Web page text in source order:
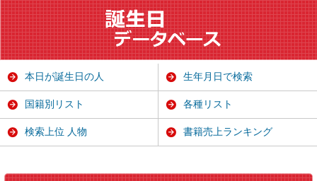
本日が誕生日の人 生年月日で検索
国籍別リスト 各種リスト
検索上位 人物 書籍売上ランキング